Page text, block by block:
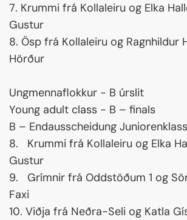
7. Krummi frá Kollaleiru og Elka
Gustur
8. Ösp frá Kollaleiru og Ragnhildur
Hörður
Ungmennaflokkur - B úrslit
Young adult class - B – finals
B – Endausscheidung
8. Krummi frá Kollaleiru og Elka
Gustur
9. Grímnir frá Oddstöðum 1 og
Faxi
10. Viðja frá Neðra-Seli og Katla